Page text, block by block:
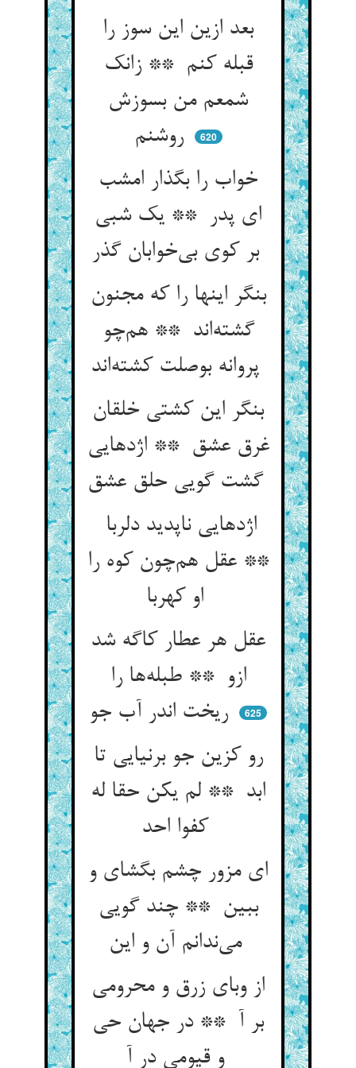
بعد ازین این سوز را
قبله کنم ** زانک
شمعم من بسوزش
روشنم
620
خواب را بگذار امشب
ای پدر ** یک شبی
بر کوی بی‌خوابان گذر
بنگر اینها را که مجنون
گشته‌اند ** هم‌چو
بنگر این کشتی خلقان
غرق عشق ** اژدهایی
گشت گویی حلق عشق
اژدهایی ناپدید دلربا
** عقل هم‌چون کوه را
عقل هر عطار کاگه شد
ازو ** طبله‌ها را
625
رو کزین جو برنیایی تا
ابد ** لم یکن حقا له
ای مزور چشم بگشای و
ببین ** چند گویی
می‌ندانم آن و این
از وبای زرق و محرومی
بر آ ** در جهان حی
و قیومی در آ